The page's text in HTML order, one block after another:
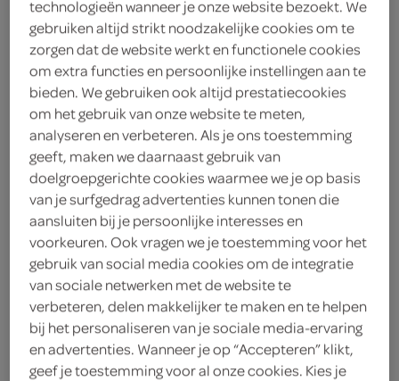
2 theelepels nootmuskaatpoeder
2 theelepels kruidnagelpoeder
2 theelepels kardemompoeder
4 theelepels gestampte muisjes
4 theelepels anijspoeder
3 eetlepels kaneelpoeder
125 gram bloem
10 eieren
technologieën wanneer je onze website bezoekt. We
gebruiken altijd strikt noodzakelijke cookies om te
zorgen dat de website werkt en functionele cookies
om extra functies en persoonlijke instellingen aan te
bieden. We gebruiken ook altijd prestatiecookies
om het gebruik van onze website te meten,
analyseren en verbeteren. Als je ons toestemming
geeft, maken we daarnaast gebruik van
doelgroepgerichte cookies waarmee we je op basis
van je surfgedrag advertenties kunnen tonen die
aansluiten bij je persoonlijke interesses en
voorkeuren. Ook vragen we je toestemming voor het
gebruik van social media cookies om de integratie
van sociale netwerken met de website te
verbeteren, delen makkelijker te maken en te helpen
bij het personaliseren van je sociale media-ervaring
en advertenties. Wanneer je op “Accepteren” klikt,
geef je toestemming voor al onze cookies. Kies je